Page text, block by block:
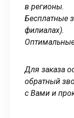
в регионы.
Бесплатные
филиалах).
Для заказа
обратный
с Вами и